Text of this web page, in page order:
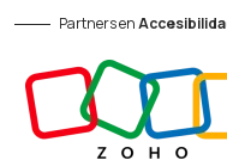
Partners en